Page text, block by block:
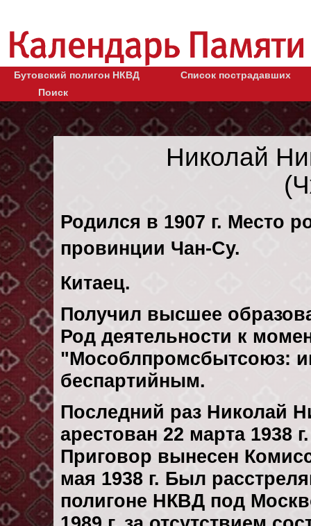
Бутовский полигон НКВД
Список пострадавших
Поиск
Николай
Родился в 1907 г. Место
провинции Чан-Су.
Китаец.
Получил высшее
Род деятельности к
"Мособлпромсбытсоюз:
беспартийным.
Последний раз Николай
арестован 22 марта 1938 г.
Приговор вынесен
мая 1938 г. Был
полигоне НКВД под